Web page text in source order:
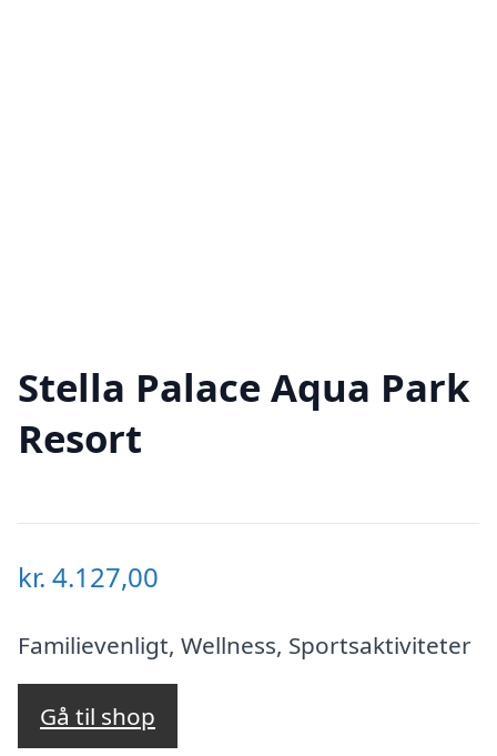
Stella Palace Aqua Park
Resort
kr. 4.127,00
Familievenligt, Wellness, Sportsaktiviteter
Gå til shop